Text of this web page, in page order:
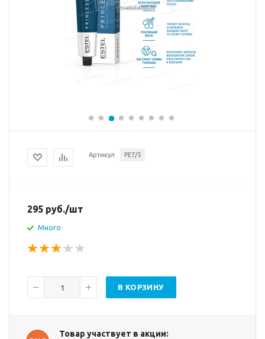
Артикул PE7/5
295 руб./шт
Много
В КОРЗИНУ
Товар участвует в акции: